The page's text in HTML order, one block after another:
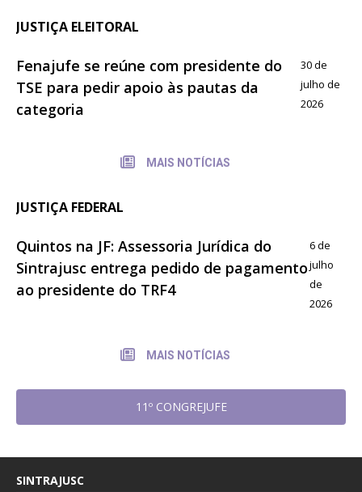
JUSTIÇA ELEITORAL
Fenajufe se reúne com presidente do
TSE para pedir apoio às pautas da
categoria
30 de
julho de
2026
MAIS NOTÍCIAS
JUSTIÇA FEDERAL
Quintos na JF: Assessoria Jurídica do
Sintrajusc entrega pedido de pagamento
ao presidente do TRF4
6 de
julho
de
2026
MAIS NOTÍCIAS
11º CONGREJUFE
SINTRAJUSC